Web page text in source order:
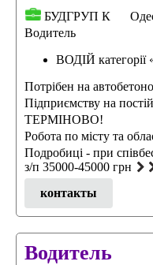
БУДГРУП К
Водитель
ВОДІЙ категорії
Потрібен на
Підприємству на
ТЕРМІНОВО!
Робота по місту та
Подробицi - при
з/п 35000-45000 грн
контакты
Водитель